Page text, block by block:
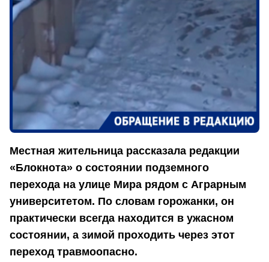
Местная жительница рассказала редакции
«Блокнота» о состоянии подземного
перехода на улице Мира рядом с Аграрным
университетом. По словам горожанки, он
практически всегда находится в ужасном
состоянии, а зимой проходить через этот
переход травмоопасно.